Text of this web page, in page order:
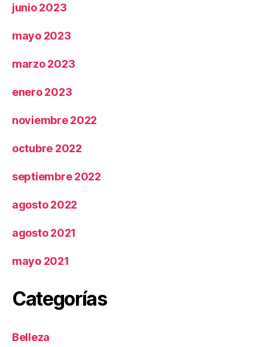
junio 2023
mayo 2023
marzo 2023
enero 2023
noviembre 2022
octubre 2022
septiembre 2022
agosto 2022
agosto 2021
mayo 2021
Categorías
Belleza